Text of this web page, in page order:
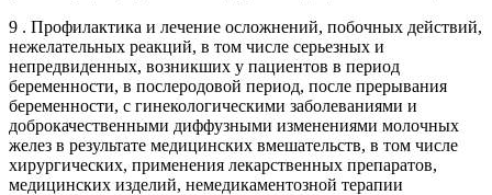
9 . Профилактика и лечение осложнений, побочных действий,
нежелательных реакций, в том числе серьезных и
непредвиденных, возникших у пациентов в период
беременности, в послеродовой период, после прерывания
беременности, с гинекологическими заболеваниями и
доброкачественными диффузными изменениями молочных
желез в результате медицинских вмешательств, в том числе
хирургических, применения лекарственных препаратов,
медицинских изделий, немедикаментозной терапии